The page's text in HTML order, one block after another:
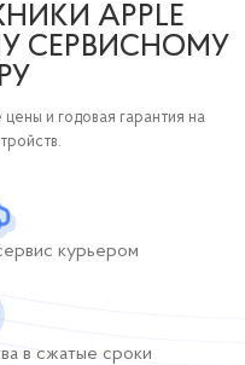
APPLE
СЕРВИСНОМУ
и годовая гарантия на
курьером
в сжатые сроки